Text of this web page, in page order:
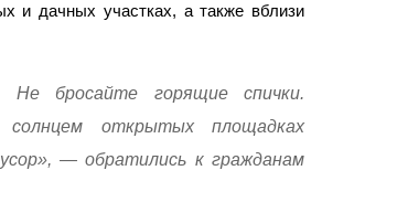
и дачных участках, а также вблизи
бросайте горящие спички.
открытых площадках
— обратились к гражданам